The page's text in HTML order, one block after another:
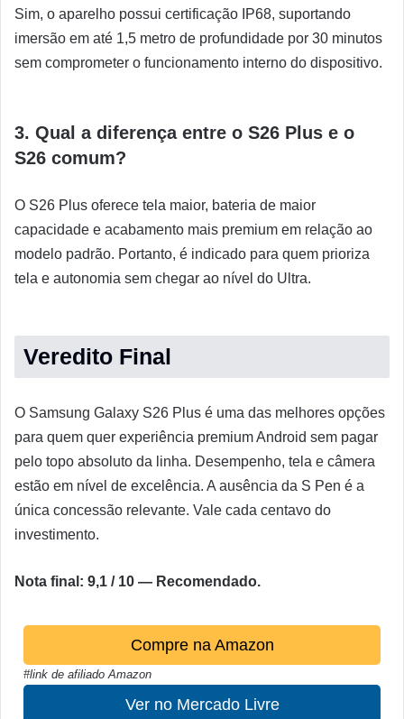
Sim, o aparelho possui certificação IP68, suportando
imersão em até 1,5 metro de profundidade por 30 minutos
sem comprometer o funcionamento interno do dispositivo.
3. Qual a diferença entre o S26 Plus e o
S26 comum?
O S26 Plus oferece tela maior, bateria de maior
capacidade e acabamento mais premium em relação ao
modelo padrão. Portanto, é indicado para quem prioriza
tela e autonomia sem chegar ao nível do Ultra.
Veredito Final
O Samsung Galaxy S26 Plus é uma das melhores opções
para quem quer experiência premium Android sem pagar
pelo topo absoluto da linha. Desempenho, tela e câmera
estão em nível de excelência. A ausência da S Pen é a
única concessão relevante. Vale cada centavo do
investimento.
Nota final: 9,1 / 10 — Recomendado.
Compre na Amazon
#link de afiliado Amazon
Ver no Mercado Livre